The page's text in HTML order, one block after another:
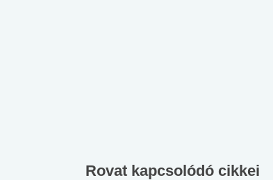
Rovat kapcsolódó cikkei